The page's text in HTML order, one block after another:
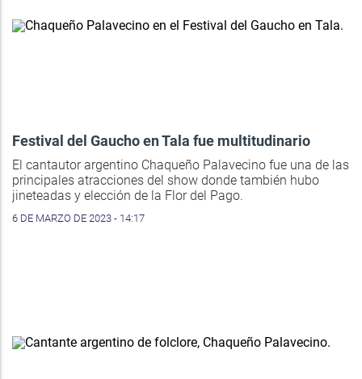
Festival del Gaucho en Tala fue multitudinario
El cantautor argentino Chaqueño Palavecino fue una de las
principales atracciones del show donde también hubo
jineteadas y elección de la Flor del Pago.
6 DE MARZO DE 2023 - 14:17